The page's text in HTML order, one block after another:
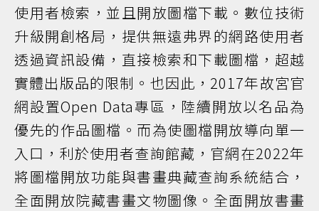
使用者檢索，並且開放圖檔下載。數位技術
升級開創格局，提供無遠弗界的網路使用者
透過資訊設備，直接檢索和下載圖檔，超越
實體出版品的限制。也因此，2017年故宮官
網設置Open Data專區，陸續開放以名品為
優先的作品圖檔。而為使圖檔開放導向單一
入口，利於使用者查詢館藏，官網在2022年
將圖檔開放功能與書畫典藏查詢系統結合，
全面開放院藏書畫文物圖像。全面開放書畫